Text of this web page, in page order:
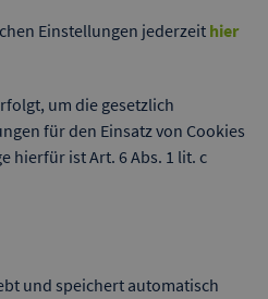
Einstellungen jederzeit hier
um die gesetzlich
für den Einsatz von Cookies
hierfür ist Art. 6 Abs. 1 lit. c
und speichert automatisch